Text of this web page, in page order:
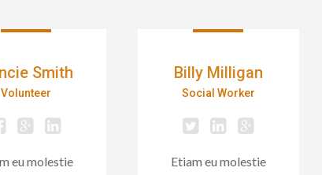
Smith
Volunteer
eu molestie
Billy Milligan
Social Worker
Etiam eu molestie